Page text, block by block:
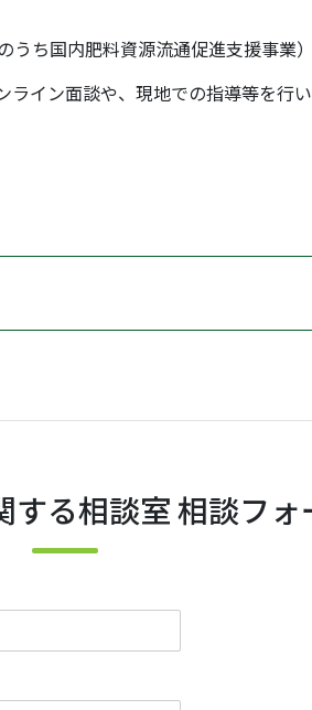
ち国内肥料資源流通促進支援事業
イン面談や、現地での指導等を行
する相談室 相談フォ